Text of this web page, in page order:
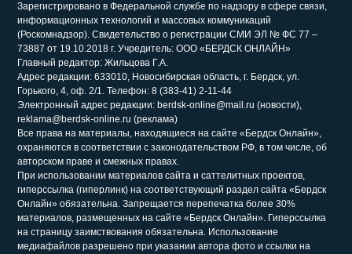
Зарегистрировано в Федеральной службе по надзору в сфере связи,
информационных технологий и массовых коммуникаций
(Роскомнадзор). Свидетельство о регистрации СМИ ЭЛ № ФС 77 –
73887 от 19.10.2018 г. Учредитель: ООО «БЕРДСК ОНЛАЙН»
Главный редактор: Жильцова Г.А.
Адрес редакции: 633010, Новосибирская область, г. Бердск, ул.
Горького, 4, оф. 2/1. Телефон: 8 (383-41) 2-11-44
Электронный адрес редакции: berdsk-online@mail.ru (новости),
reklama@berdsk-online.ru (реклама)
Все права на материалы, находящиеся на сайте «Бердск Онлайн»,
охраняются в соответствии с законодательством РФ, в том числе, об
авторском праве и смежных правах.
При использовании материалов сайта и саттелитных проектов,
гиперссылка (гиперлинк) на соответствующий раздел сайта «Бердск
Онлайн» обязательна. Запрещается перепечатка более 30%
материалов, размещенных на сайте «Бердск Онлайн». Гиперссылка
на страницу заимствования обязательна. Использование
медиафайлов разрешено при указании автора фото и ссылки на